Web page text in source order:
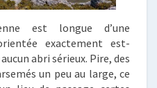
est longue d’une
exactement est-
abri sérieux. Pire, des
un peu au large, ce